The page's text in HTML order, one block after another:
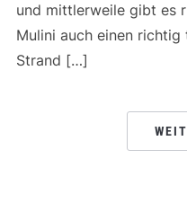
und mittlerweile gibt es
Mulini auch einen
Strand […]